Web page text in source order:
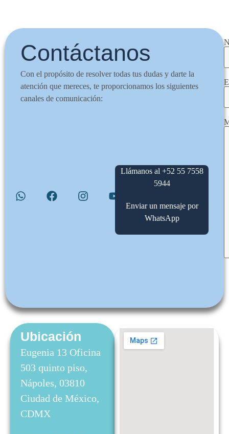
Contáctanos
Con el propósito de resolver todas tus dudas y darte la
atención que mereces, te proporcionamos los siguientes
canales de comunicación:
Llámanos al +52 55 7558
5944
Enviar un mensaje por
WhatsApp
Ubicación
Eugenia 13 Oficina
503 quinto piso,
Nápoles, 03810
Ciudad de México,
CDMX